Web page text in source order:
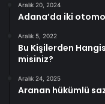
Aralık 20, 2024
Adana’da iki
Aralık 5, 2022
Bu Kişilerden
misiniz?
Aralık 24, 2025
Aranan hükümlü